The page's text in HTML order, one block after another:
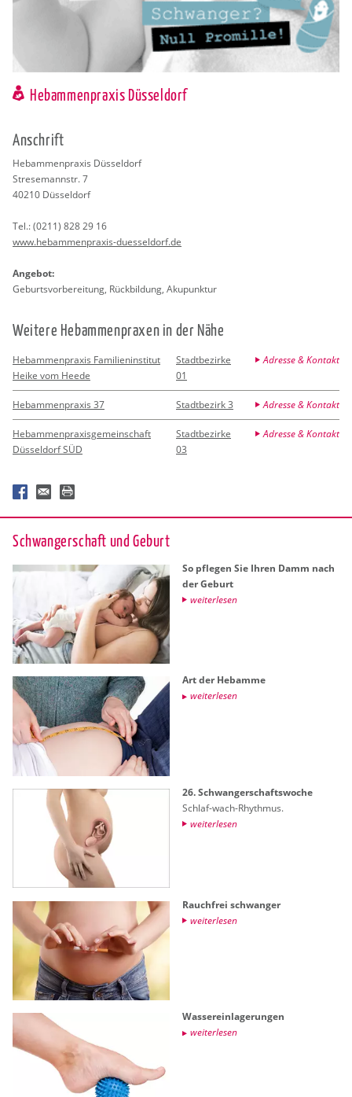
Hebammenpraxis Düsseldorf
An­schrift
Heb­am­men­pra­xis Düs­sel­dorf
Stre­se­mann­str. 7
40210 Düs­sel­dorf
Tel.:(0211) 828 29 16
www.​heb​amme​npra​xis-​duesseldorf.​de
An­ge­bot:
Ge­burts­vor­be­rei­tung, Rück­bil­dung, Aku­punk­tur
Wei­te­re Heb­am­men­pra­xen in der Nähe
Hebammenpraxis Familieninstitut
Heike vom Heede
Stadtbezirke
01
Adresse & Kontakt
Hebammenpraxis 37 Stadtbezirk 3 Adresse & Kontakt
Hebammenpraxisgemeinschaft
Düsseldorf SÜD
Stadtbezirke
03
Adresse & Kontakt
Schwan­ger­schaft und Ge­burt
So pfle­gen Sie Ihren Damm nach
der Ge­burt
wei­ter­le­sen
Art der Heb­am­me
wei­ter­le­sen
26. Schwan­ger­schafts­wo­che
Schlaf-wach-Rhyth­mus.
wei­ter­le­sen
Rauch­frei schwan­ger
wei­ter­le­sen
Was­ser­ein­la­ge­run­gen
wei­ter­le­sen